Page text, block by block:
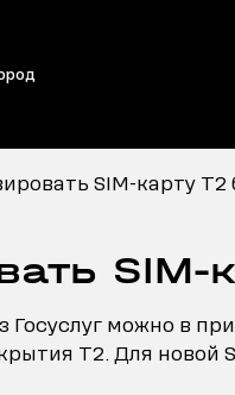
SIM-карту T2
SIM-
Госуслуг можно в
T2. Для новой